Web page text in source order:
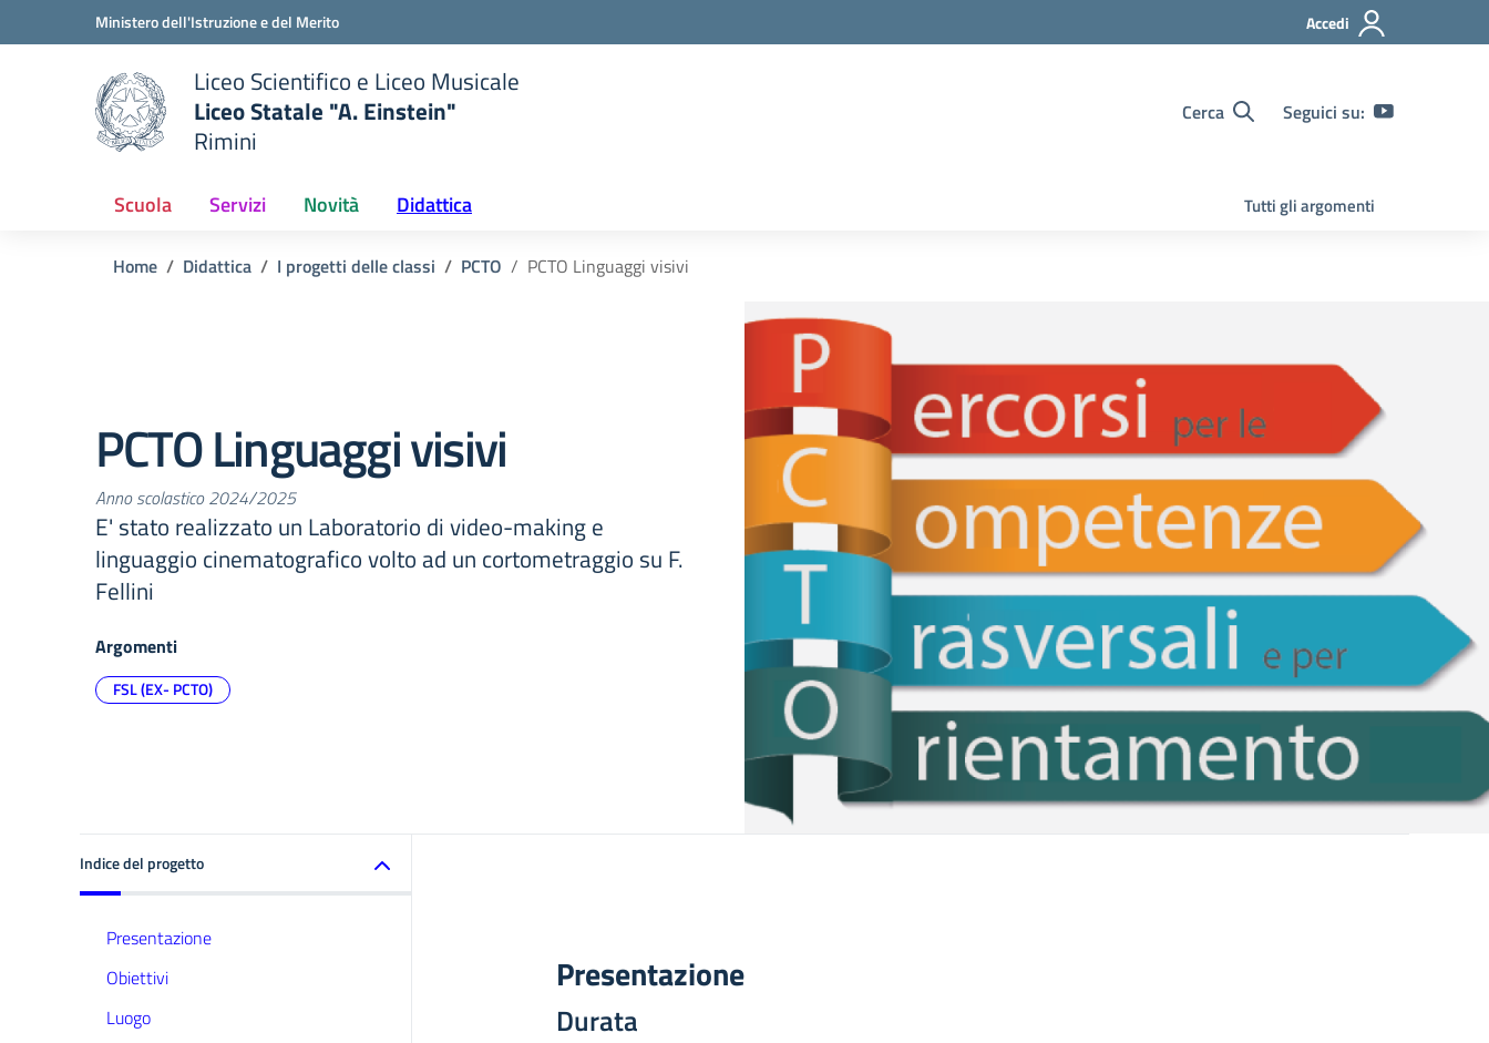
Vai ai contenuti
Vai al menu di navigazioneMinistero dell'Istruzione e del Merito Accedi
scuola
Liceo Scientifico e Liceo Musicale
Liceo Statale "A. Einstein"
Rimini
Cerca Seguici su:
Scuola Servizi Novità Didattica Tutti gli argomenti
Home Didattica I progetti delle classi PCTO PCTO Linguaggi visivi
PCTO Linguaggi visivi
Anno scolastico 2024/2025
E' stato realizzato un Laboratorio di video-making e
linguaggio cinematografico volto ad un cortometraggio su F.
Fellini
Argomenti
FSL (EX- PCTO)
Indice del progetto
Presentazione
Obiettivi
Luogo
Presentazione
Durata